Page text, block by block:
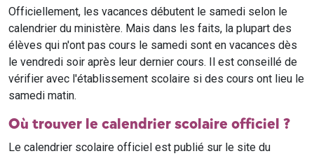
Officiellement, les vacances débutent le samedi selon le
calendrier du ministère. Mais dans les faits, la plupart des
élèves qui n'ont pas cours le samedi sont en vacances dès
le vendredi soir après leur dernier cours. Il est conseillé de
vérifier avec l'établissement scolaire si des cours ont lieu le
samedi matin.
Où trouver le calendrier scolaire officiel ?
Le calendrier scolaire officiel est publié sur le site du